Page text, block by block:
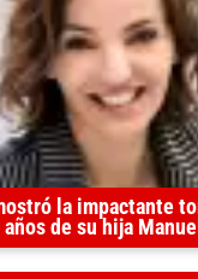
la impactante
de su hija